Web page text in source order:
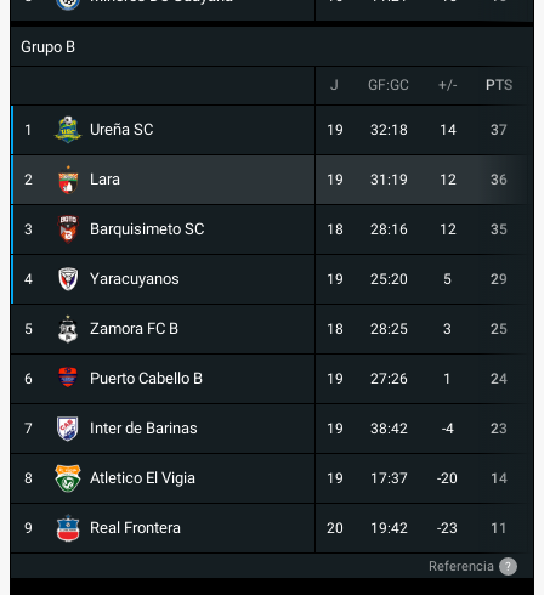
Grupo B
J GF:GC +/- PTS
1 Ureña SC 19 32:18 14 37
2 Lara 19 31:19 12 36
3 Barquisimeto SC 18 28:16 12 35
4 Yaracuyanos 19 25:20 5 29
5 Zamora FC B 18 28:25 3 25
6 Puerto Cabello B 19 27:26 1 24
7 Inter de Barinas 19 38:42 -4 23
8 Atletico El Vigia 19 17:37 -20 14
9 Real Frontera 20 19:42 -23 11
Referencia ?